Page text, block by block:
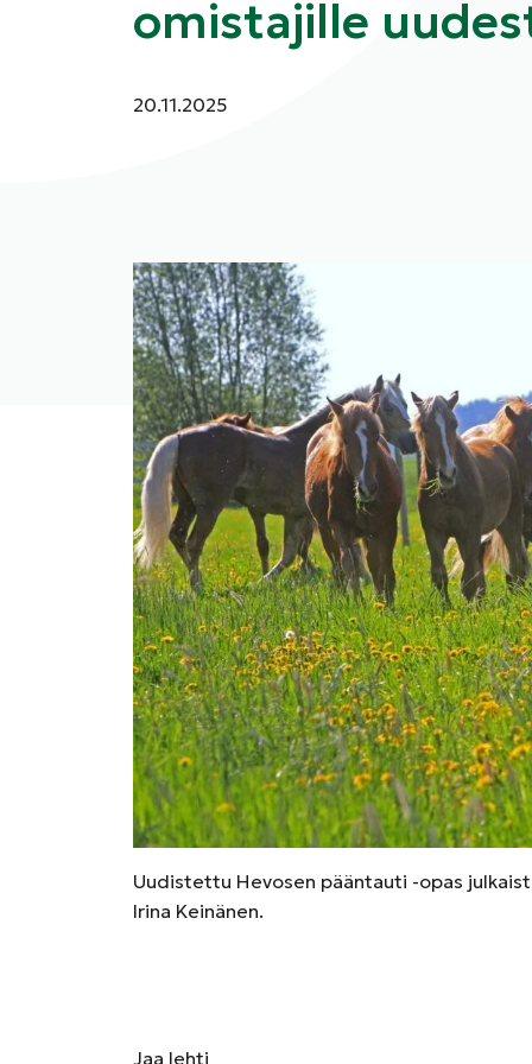
omistajille
Julkaistu:
20.11.2025
Uudistettu Hevosen pääntauti -opas
Irina Keinänen.
Jaa lehti